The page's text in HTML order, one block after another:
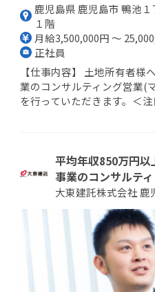
鹿児島県 鹿児島市 鴨池
１階
月給3,500,000円 ～
正社員
【仕事内容】 土地所有者様
業のコンサルティング営業(
を行っていただきます。＜
平均年収850万円
事業のコンサルテ
大東建託株式会社 鹿